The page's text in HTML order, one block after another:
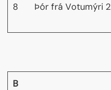
8 Þór frá Votumýri 2
B